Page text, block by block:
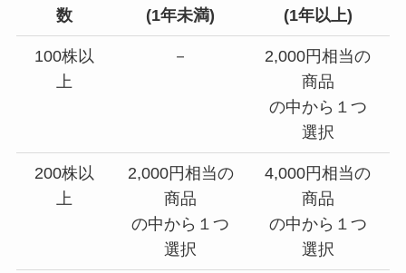
数
(1年未満)
(1年以上)
100株以
上
－
2,000円相当の
商品
の中から１つ
選択
200株以
上
2,000円相当の
商品
の中から１つ
選択
4,000円相当の
商品
の中から１つ
選択